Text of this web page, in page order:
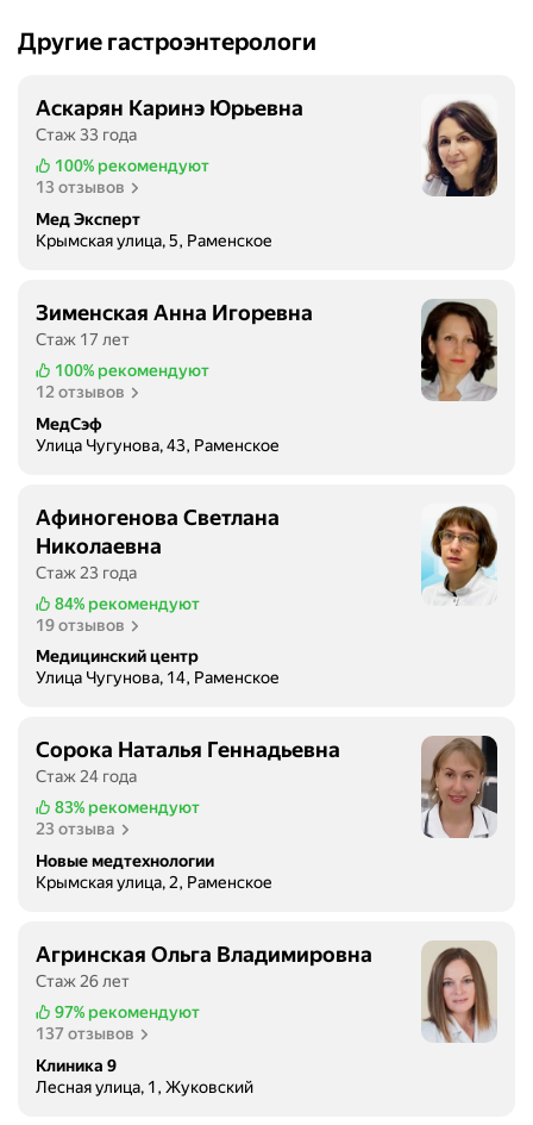
Другие гастроэнтерологи
Аскарян Каринэ Юрьевна
Стаж 33 года
100% рекомендуют
13 отзывов
Мед Эксперт
Крымская улица, 5, Раменское
Зименская Анна Игоревна
Стаж 17 лет
100% рекомендуют
12 отзывов
МедСэф
Улица Чугунова, 43, Раменское
Афиногенова Светлана
Николаевна
Стаж 23 года
84% рекомендуют
19 отзывов
Медицинский центр
Улица Чугунова, 14, Раменское
Сорока Наталья Геннадьевна
Стаж 24 года
83% рекомендуют
23 отзыва
Новые медтехнологии
Крымская улица, 2, Раменское
Агринская Ольга Владимировна
Стаж 26 лет
97% рекомендуют
137 отзывов
Клиника 9
Лесная улица, 1, Жуковский